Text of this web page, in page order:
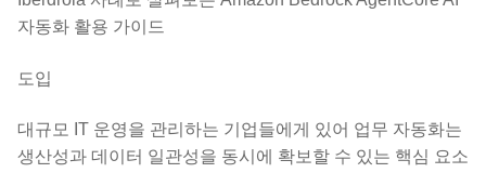
자동화 활용 가이드
도입
대규모 IT 운영을 관리하는 기업들에게 있어 업무 자동화는
생산성과 데이터 일관성을 동시에 확보할 수 있는 핵심 요소